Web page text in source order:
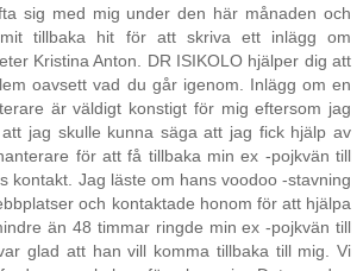
sig med mig under den här månaden och
tillbaka hit för att skriva ett inlägg om
Kristina Anton. DR ISIKOLO hjälper dig att
oavsett vad du går igenom. Inlägg om en
är väldigt konstigt för mig eftersom jag
jag skulle kunna säga att jag fick hjälp av
för att få tillbaka min ex -pojkvän till
kontakt. Jag läste om hans voodoo -stavning
och kontaktade honom för att hjälpa
än 48 timmar ringde min ex -pojkvän till
glad att han vill komma tillbaka till mig. Vi